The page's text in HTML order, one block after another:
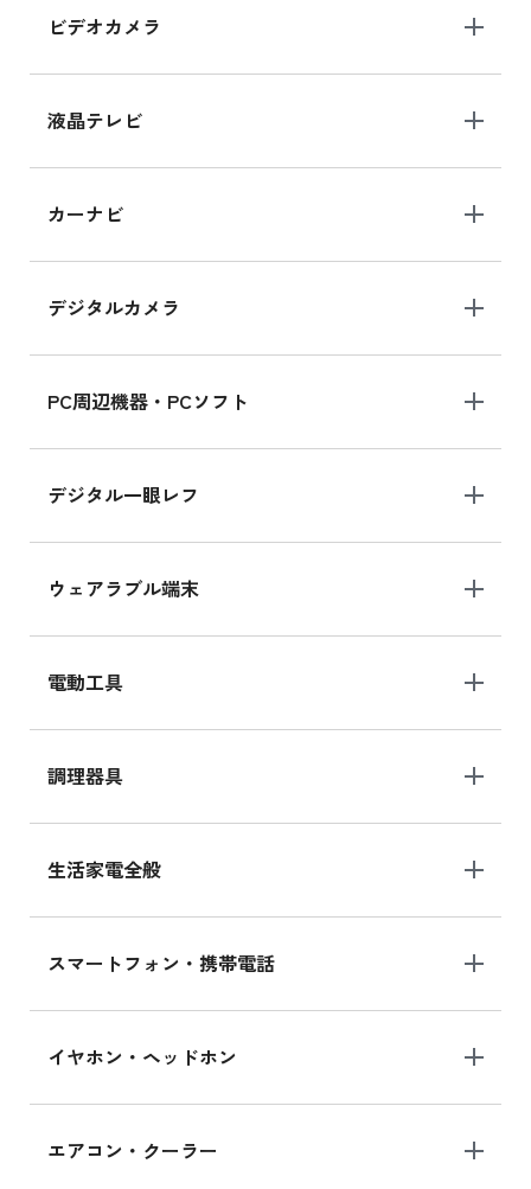
ビデオカメラ
液晶テレビ
カーナビ
デジタルカメラ
PC周辺機器・PCソフト
デジタル一眼レフ
ウェアラブル端末
電動工具
調理器具
生活家電全般
スマートフォン・携帯電話
イヤホン・ヘッドホン
エアコン・クーラー
iPhone 15 128GB シリーズ
iPhone 15 128GB の新品買取価格
MK2K3J/Aの新品買取価格はこちら